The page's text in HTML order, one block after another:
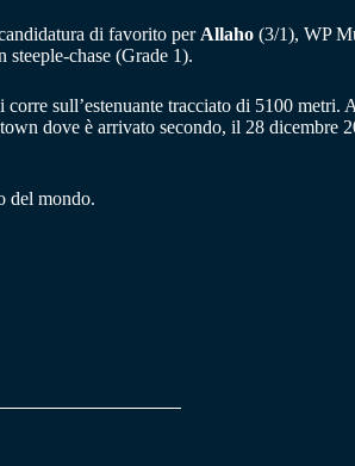
di favorito per Allaho (3/1), WP
chase (Grade 1).
sull’estenuante tracciato di 5100
dove è arrivato secondo, il 28 dicembre
del mondo.